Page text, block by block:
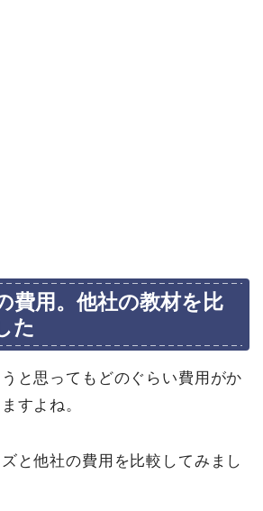
費用。他社の教材を比
た
と思ってもどのぐらい費用がか
すよね。
と他社の費用を比較してみまし